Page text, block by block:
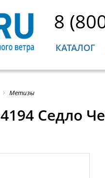
8
КАТАЛОГ
Метизы
Седло